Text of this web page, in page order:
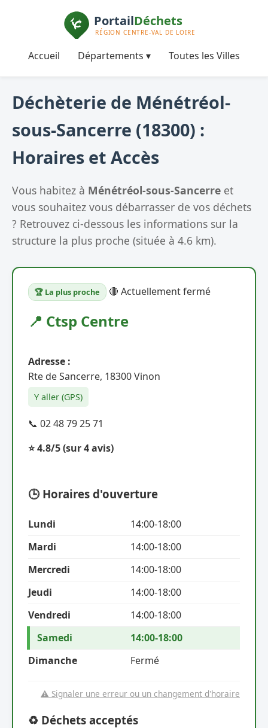
Accueil Départements ▾ Toutes les Villes
Déchèterie de Ménétréol-
sous-Sancerre (18300) :
Horaires et Accès
Vous habitez à Ménétréol-sous-Sancerre et
vous souhaitez vous débarrasser de vos déchets
? Retrouvez ci-dessous les informations sur la
structure la plus proche (située à 4.6 km).
🏆 La plus proche 🔴 Actuellement fermé
📍 Ctsp Centre
Adresse :
Rte de Sancerre, 18300 Vinon
Y aller (GPS)
📞 02 48 79 25 71
⭐ 4.8/5(sur 4 avis)
🕒 Horaires d'ouverture
Lundi
14:00-18:00
Mardi
14:00-18:00
Mercredi
14:00-18:00
Jeudi
14:00-18:00
Vendredi
14:00-18:00
Samedi
14:00-18:00
Dimanche
Fermé
⚠️ Signaler une erreur ou un changement d'horaire
♻️ Déchets acceptés